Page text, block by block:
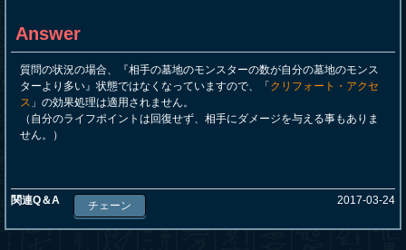
Answer
質問の状況の場合、『相手の墓地のモンスターの数が自分の墓地のモンス
ターより多い』状態ではなくなっていますので、「 クリフォート・アクセ
ス 」の効果処理は適用されません。
（自分のライフポイントは回復せず、相手にダメージを与える事もありま
せん。）
関連Q＆A チェーン 2017-03-24